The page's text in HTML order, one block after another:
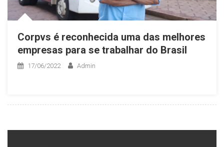
Corpvs é reconhecida uma das melhores
empresas para se trabalhar do Brasil
17/06/2022 Admin